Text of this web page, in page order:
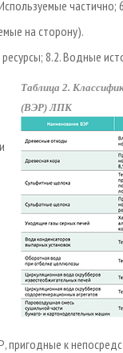
частично;
на сторону).
8.2. Водные
Таблица 2.
(ВЭР) ЛПК
пригодные к